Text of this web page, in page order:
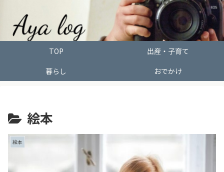
TOP
出産・子育て
暮らし
おでかけ
絵本
絵本